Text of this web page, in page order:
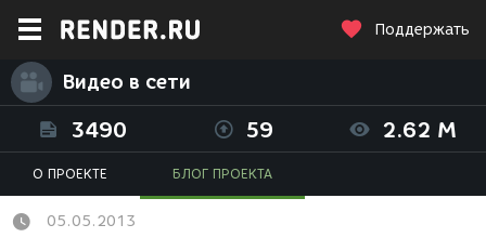
Поддержать
Видео в сети
3490 59 2.62 M
О ПРОЕКТЕ БЛОГ ПРОЕКТА
05.05.2013